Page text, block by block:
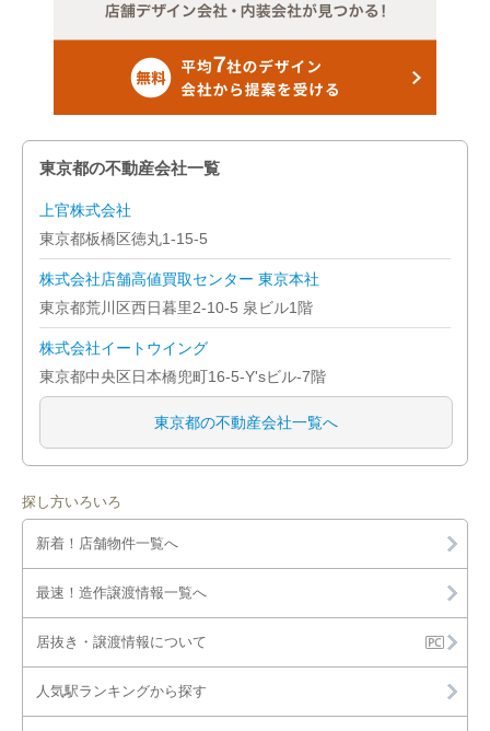
東京都の不動産会社一覧
上官株式会社
東京都板橋区徳丸1-15-5
株式会社店舗高値買取センター 東京本社
東京都荒川区西日暮里2-10-5 泉ビル1階
株式会社イートウイング
東京都中央区日本橋兜町16-5-Y'sビル-7階
東京都の不動産会社一覧へ
探し方いろいろ
新着！店舗物件一覧へ
最速！造作譲渡情報一覧へ
居抜き・譲渡情報について
人気駅ランキングから探す